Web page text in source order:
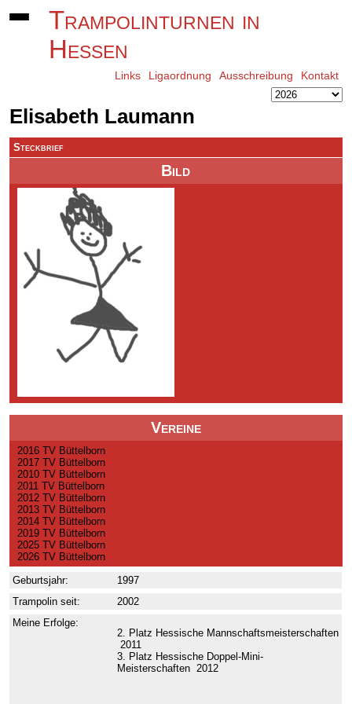
Trampolinturnen in
Hessen
Links Ligaordnung Ausschreibung Kontakt
Elisabeth Laumann
Bild
Vereine
2016 TV Büttelborn
2017 TV Büttelborn
2010 TV Büttelborn
2011 TV Büttelborn
2012 TV Büttelborn
2013 TV Büttelborn
2014 TV Büttelborn
2019 TV Büttelborn
2025 TV Büttelborn
2026 TV Büttelborn
Steckbrief
Geburtsjahr:
1997
Trampolin seit:
2002
Meine Erfolge:
2. Platz Hessische Mannschaftsmeisterschaften
2011
3. Platz Hessische Doppel-Mini-
Meisterschaften 2012